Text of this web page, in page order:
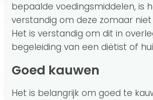
bepaalde voedingsmiddelen, is
verstandig om deze zomaar
Het is verstandig om dit in
begeleiding van een diëtist of
Goed kauwen
Het is belangrijk om goed te